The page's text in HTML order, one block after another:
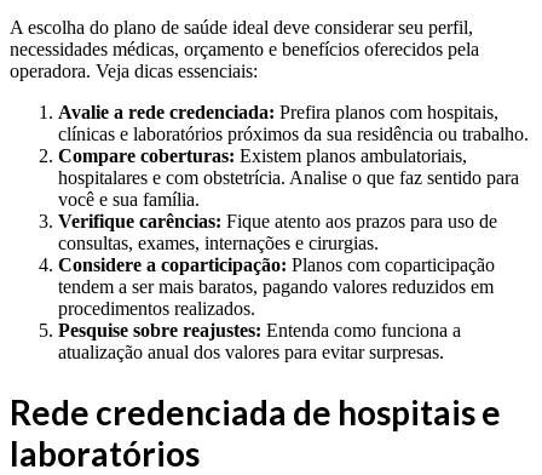
A escolha do plano de saúde ideal deve considerar seu perfil,
necessidades médicas, orçamento e benefícios oferecidos pela
operadora. Veja dicas essenciais:
Avalie a rede credenciada: Prefira planos com hospitais,
clínicas e laboratórios próximos da sua residência ou trabalho.
Compare coberturas: Existem planos ambulatoriais,
hospitalares e com obstetrícia. Analise o que faz sentido para
você e sua família.
Verifique carências: Fique atento aos prazos para uso de
consultas, exames, internações e cirurgias.
Considere a coparticipação: Planos com coparticipação
tendem a ser mais baratos, pagando valores reduzidos em
procedimentos realizados.
Pesquise sobre reajustes: Entenda como funciona a
atualização anual dos valores para evitar surpresas.
Rede credenciada de hospitais e
laboratórios